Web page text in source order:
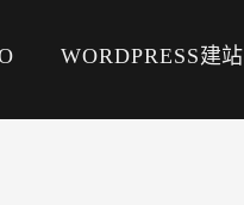
WORDPRESS建站